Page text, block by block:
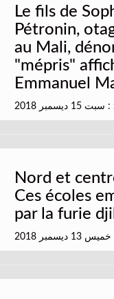
Le fils de
Pétronin,
au Mali,
"mépris"
Emmanuel
ديسمبر 2018
Nord et
Ces écoles
par la furie
ديسمبر 2018